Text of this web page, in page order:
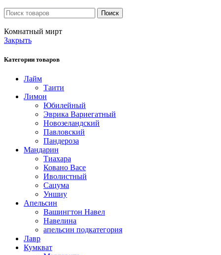
Поиск
Комнатный мирт
Закрыть
Категории товаров
Лайм
Таити
Лимон
Юбилейный
Эврика Вариегатный
Новозеландский
Павловский
Пандероза
Мандарин
Тиахара
Ковано Васе
Иволистный
Сацума
Уншиу
Апельсин
Вашингтон Навел
Навелина
апельсин подкатегория
Лавр
Кумкват